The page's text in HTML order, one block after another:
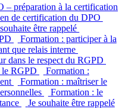
– préparation à la certification
de certification du DPO
être rappelé
Formation : participer à la
que relais interne
dans le respect du RGPD
le RGPD
Formation :
Formation : maîtriser le
Formation : le
Je souhaite être rappelé